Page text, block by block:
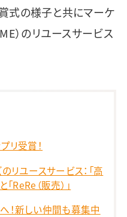
式の様子と共にマーケ
）のリユースサービス
リ受賞！
リユースサービス：「高
「ReRe（販売）」
！新しい仲間も募集中